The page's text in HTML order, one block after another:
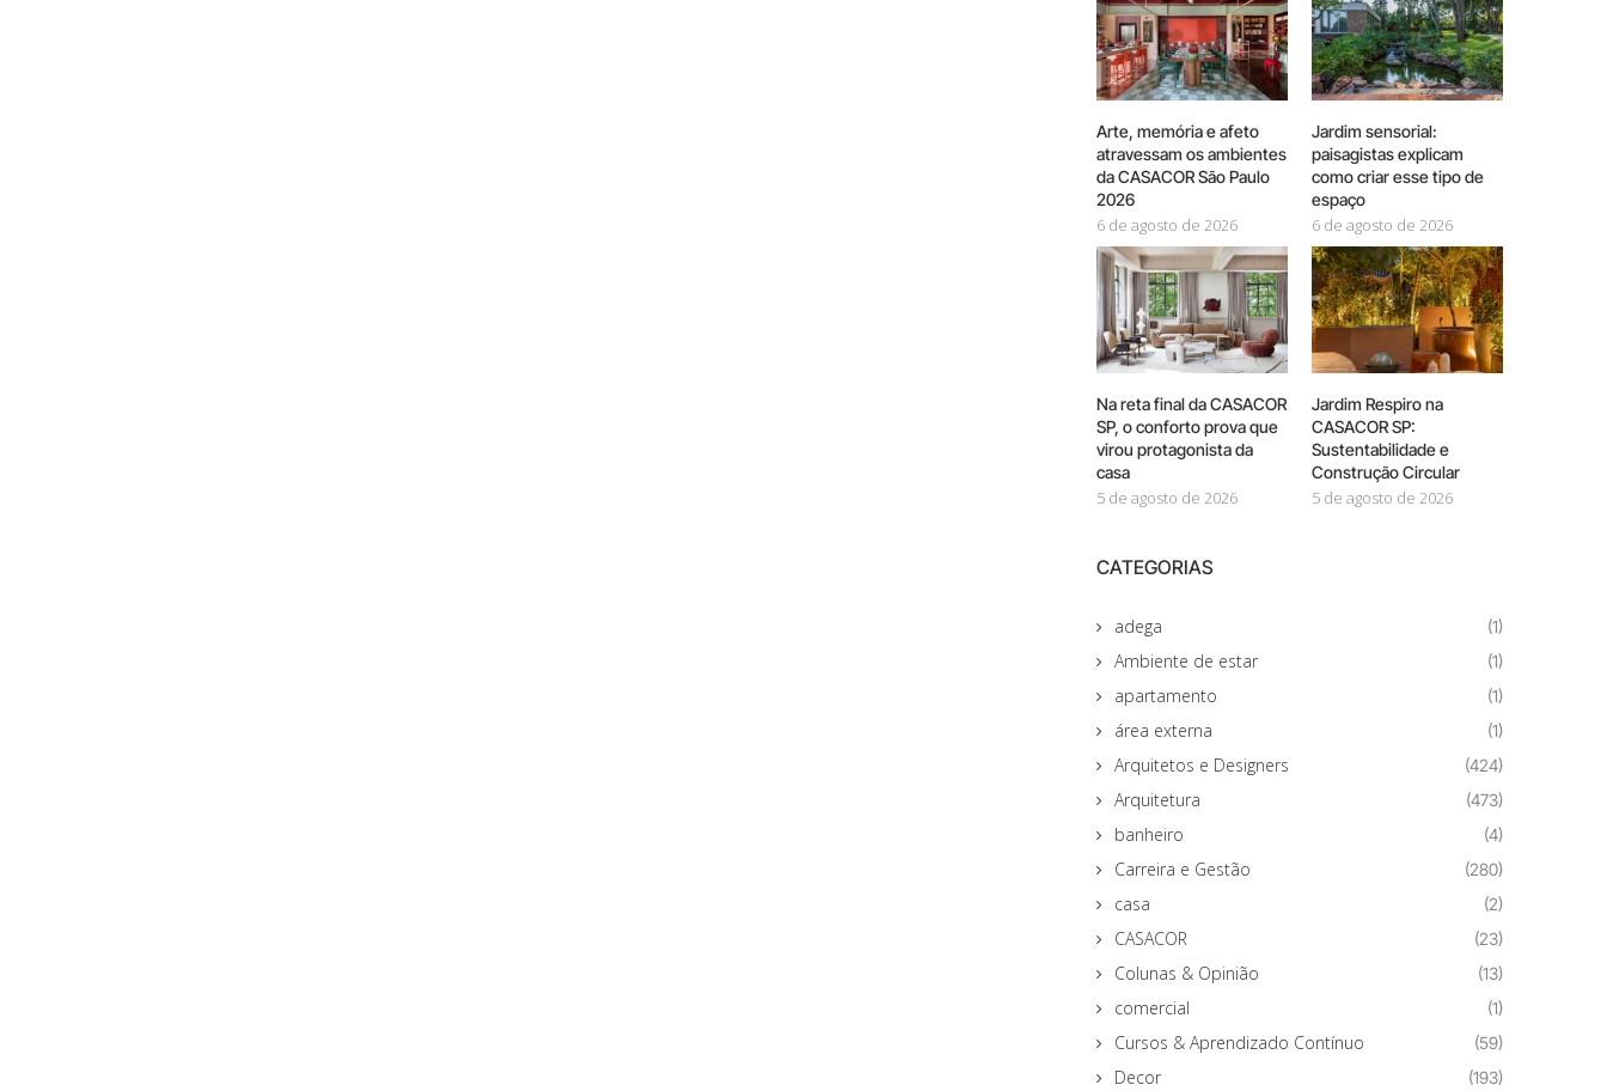
Arte, memória e afeto
atravessam os ambientes
da CASACOR São Paulo
2026
6 de agosto de 2026
Jardim sensorial:
paisagistas explicam
como criar esse tipo de
espaço
6 de agosto de 2026
Na reta final da CASACOR
SP, o conforto prova que
virou protagonista da
casa
5 de agosto de 2026
Jardim Respiro na
CASACOR SP:
Sustentabilidade e
Construção Circular
5 de agosto de 2026
CATEGORIAS
adega (1)
Ambiente de estar (1)
apartamento (1)
área externa (1)
Arquitetos e Designers (424)
Arquitetura (473)
banheiro (4)
Carreira e Gestão (280)
casa (2)
CASACOR (23)
Colunas & Opinião (13)
comercial (1)
Cursos & Aprendizado Contínuo (59)
Decor (193)